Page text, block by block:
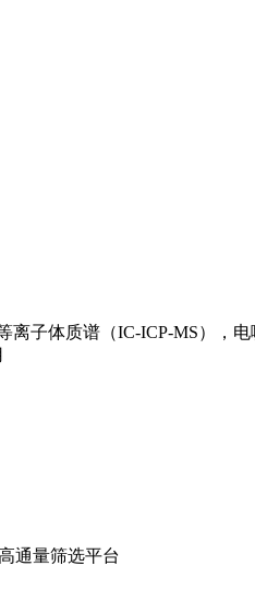
子体质谱（IC-ICP-MS），
通量筛选平台